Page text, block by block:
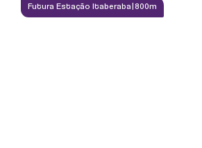
Futura Estação Itaberaba|800m